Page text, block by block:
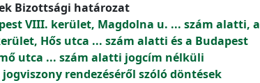
Bizottsági határozat
VIII. kerület, Magdolna u. ... szám alatti, a
Hős utca ... szám alatti és a Budapest
utca ... szám alatti jogcím nélküli
rendezéséről szóló döntések